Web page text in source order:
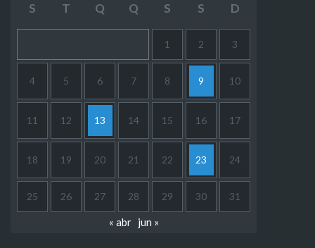
S T Q Q S S D
1 2 3
4 5 6 7 8 9 10
11 12 13 14 15 16 17
18 19 20 21 22 23 24
25 26 27 28 29 30 31
« abr jun »